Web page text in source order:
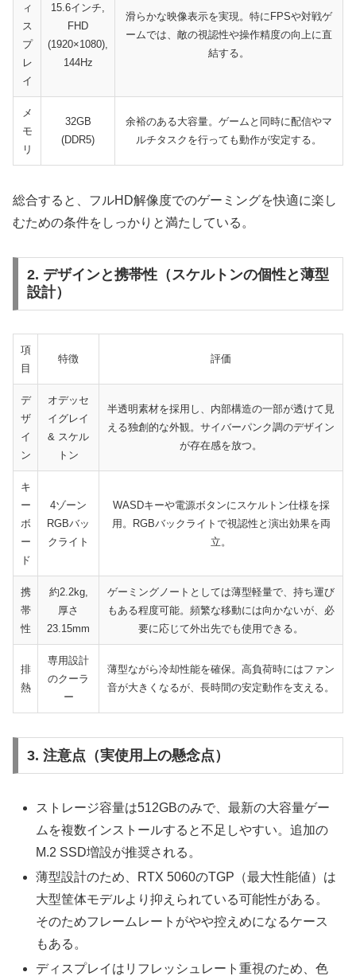
ィ
ス
プ
レ
イ
15.6インチ,
FHD
(1920×1080),
144Hz
滑らかな映像表示を実現。特にFPSや対戦ゲ
ームでは、敵の視認性や操作精度の向上に直
結する。
メ
モ
リ
32GB
(DDR5)
余裕のある大容量。ゲームと同時に配信やマ
ルチタスクを行っても動作が安定する。
総合すると、フルHD解像度でのゲーミングを快適に楽し
むための条件をしっかりと満たしている。
2. デザインと携帯性（スケルトンの個性と薄型
設計）
項
目
特徴 評価
デ
ザ
イ
ン
オデッセ
イグレイ
& スケル
トン
半透明素材を採用し、内部構造の一部が透けて見
える独創的な外観。サイバーパンク調のデザイン
が存在感を放つ。
キ
ー
ボ
ー
ド
4ゾーン
RGBバッ
クライト
WASDキーや電源ボタンにスケルトン仕様を採
用。RGBバックライトで視認性と演出効果を両
立。
携
帯
性
約2.2kg,
厚さ
23.15mm
ゲーミングノートとしては薄型軽量で、持ち運び
もある程度可能。頻繁な移動には向かないが、必
要に応じて外出先でも使用できる。
排
熱
専用設計
のクーラ
ー
薄型ながら冷却性能を確保。高負荷時にはファン
音が大きくなるが、長時間の安定動作を支える。
3. 注意点（実使用上の懸念点）
ストレージ容量は512GBのみで、最新の大容量ゲー
ムを複数インストールすると不足しやすい。追加の
M.2 SSD増設が推奨される。
薄型設計のため、RTX 5060のTGP（最大性能値）は
大型筐体モデルより抑えられている可能性がある。
そのためフレームレートがやや控えめになるケース
もある。
ディスプレイはリフレッシュレート重視のため、色